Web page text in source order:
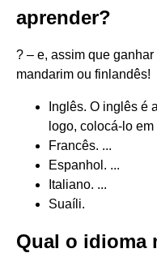
aprender?
? – e, assim que
mandarim ou finlandês!
Inglês. O inglês é
logo, colocá-lo
Francês. ...
Espanhol. ...
Italiano. ...
Suaíli.
Qual o idioma